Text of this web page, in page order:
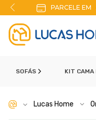
PARCELE EM
SOFÁS KIT CAMA
Lucas Home